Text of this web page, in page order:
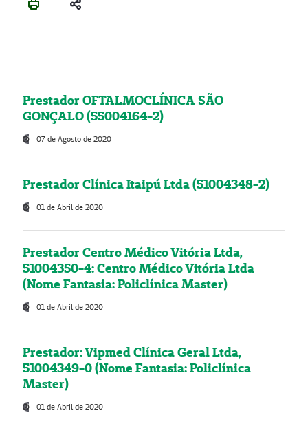
Prestador OFTALMOCLÍNICA SÃO
GONÇALO (55004164-2)
07 de Agosto de 2020
Prestador Clínica Itaipú Ltda (51004348-2)
01 de Abril de 2020
Prestador Centro Médico Vitória Ltda,
51004350-4: Centro Médico Vitória Ltda
(Nome Fantasia: Policlínica Master)
01 de Abril de 2020
Prestador: Vipmed Clínica Geral Ltda,
51004349-0 (Nome Fantasia: Policlínica
Master)
01 de Abril de 2020